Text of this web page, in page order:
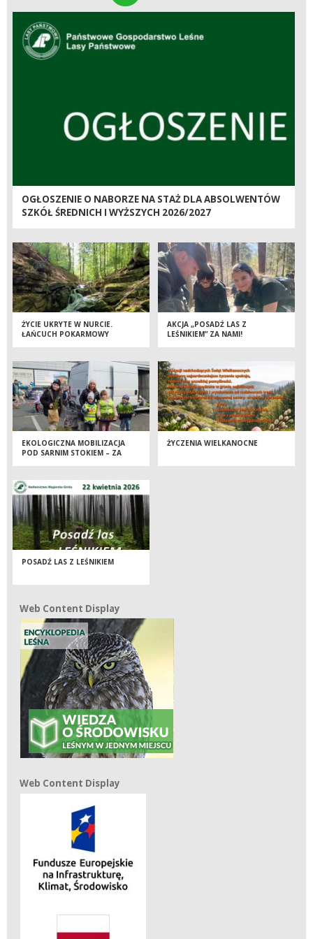
OGŁOSZENIE O NABORZE NA STAŻ DLA ABSOLWENTÓW
SZKÓŁ ŚREDNICH I WYŻSZYCH 2026/2027
ŻYCIE UKRYTE W NURCIE.
ŁAŃCUCH POKARMOWY
AKCJA „POSADŹ LAS Z
LEŚNIKIEM” ZA NAMI!
EKOLOGICZNA MOBILIZACJA
POD SARNIM STOKIEM – ZA
ŻYCZENIA WIELKANOCNE
POSADŹ LAS Z LEŚNIKIEM
Web Content Display
Web Content Display
Web Content Display
Web Content Display